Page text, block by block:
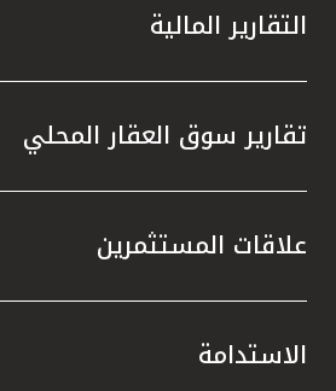
التقارير المالية
تقارير سوق العقار المحلي
علاقات المستثمرين
الاستدامة